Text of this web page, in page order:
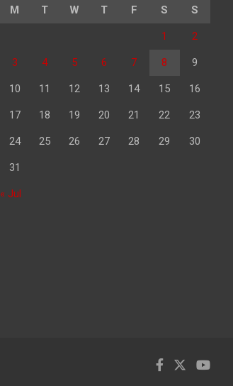
M T W T F S S
1 2
3 4 5 6 7 8 9
10 11 12 13 14 15 16
17 18 19 20 21 22 23
24 25 26 27 28 29 30
31
« Jul